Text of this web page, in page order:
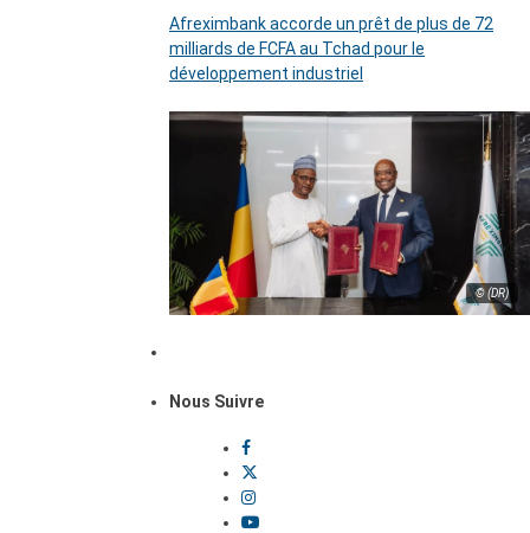
Afreximbank accorde un prêt de plus de 72
milliards de FCFA au Tchad pour le
développement industriel
© (DR)
Nous Suivre